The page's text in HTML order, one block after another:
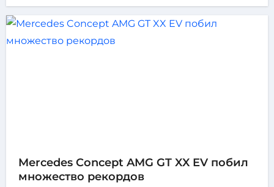
Mercedes Concept AMG GT XX EV побил
множество рекордов